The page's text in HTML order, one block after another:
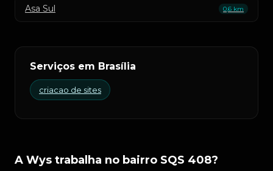
Asa Sul 0,6 km
Serviços em Brasília
criacao de sites
A Wys trabalha no bairro SQS 408?